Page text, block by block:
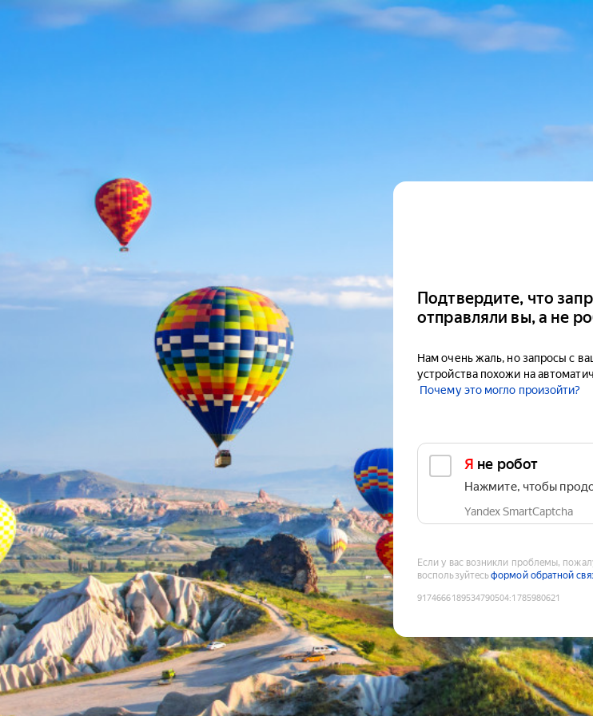
Подтвердите, что
отправляли вы, а не
Нам очень жаль, но запросы с
устройства похожи на
Почему это могло произойти?
Я не робот
Нажмите, чтобы
Yandex SmartCaptcha
Если у вас возникли проблемы,
воспользуйтесьформой обратной
9174666189534790504:1785980621